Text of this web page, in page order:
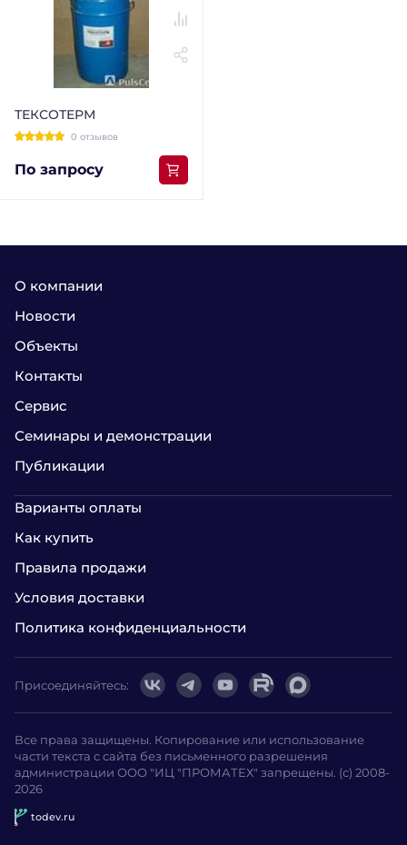
ТЕКСОТЕРМ
0 отзывов
По запросу
О компании
Новости
Объекты
Контакты
Сервис
Семинары и демонстрации
Публикации
Варианты оплаты
Как купить
Правила продажи
Условия доставки
Политика конфиденциальности
Все права защищены. Копирование или использование
части текста с сайта без письменного разрешения
администрации ООО "ИЦ "ПРОМАТЕХ" запрещены. (с) 2008-
2026
Присоединяйтесь:
todev.ru